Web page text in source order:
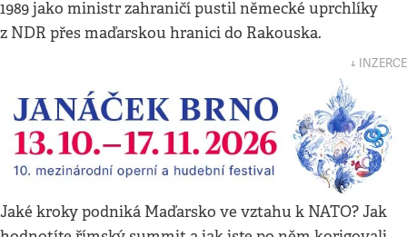
1989 jako ministr zahraničí pustil německé uprchlíky
z NDR přes maďarskou hranici do Rakouska.
↓ INZERCE
Jaké kroky podniká Maďarsko ve vztahu k NATO? Jak